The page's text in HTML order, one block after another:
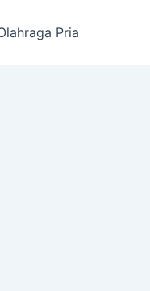
Pria